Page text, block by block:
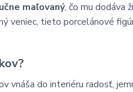
maľovaný, čo mu dodáva
veniec, tieto porcelánové
vnáša do interiéru radosť,